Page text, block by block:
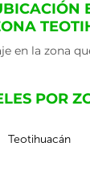
en la zona
POR
Teotihuacán